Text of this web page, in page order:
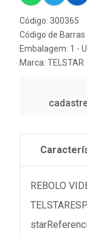
Código: 300365
Código de
Embalagem: 1 -
Marca: TELSTAR
REBOLO